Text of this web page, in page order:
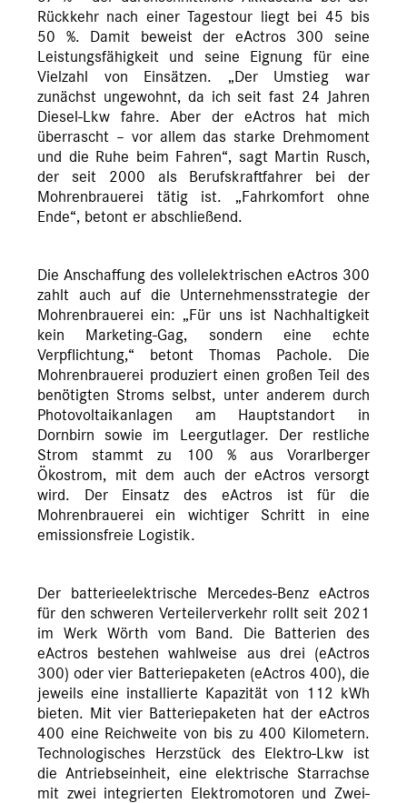
Rückkehr nach einer Tagestour liegt bei 45 bis
50 %. Damit beweist der eActros 300 seine
Leistungsfähigkeit und seine Eignung für eine
Vielzahl von Einsätzen. „Der Umstieg war
zunächst ungewohnt, da ich seit fast 24 Jahren
Diesel-Lkw fahre. Aber der eActros hat mich
überrascht – vor allem das starke Drehmoment
und die Ruhe beim Fahren“, sagt Martin Rusch,
der seit 2000 als Berufskraftfahrer bei der
Mohrenbrauerei tätig ist. „Fahrkomfort ohne
Ende“, betont er abschließend.
Die Anschaffung des vollelektrischen eActros 300
zahlt auch auf die Unternehmensstrategie der
Mohrenbrauerei ein: „Für uns ist Nachhaltigkeit
kein Marketing-Gag, sondern eine echte
Verpflichtung,“ betont Thomas Pachole. Die
Mohrenbrauerei produziert einen großen Teil des
benötigten Stroms selbst, unter anderem durch
Photovoltaikanlagen am Hauptstandort in
Dornbirn sowie im Leergutlager. Der restliche
Strom stammt zu 100 % aus Vorarlberger
Ökostrom, mit dem auch der eActros versorgt
wird. Der Einsatz des eActros ist für die
Mohrenbrauerei ein wichtiger Schritt in eine
emissionsfreie Logistik.
Der batterieelektrische Mercedes-Benz eActros
für den schweren Verteilerverkehr rollt seit 2021
im Werk Wörth vom Band. Die Batterien des
eActros bestehen wahlweise aus drei (eActros
300) oder vier Batteriepaketen (eActros 400), die
jeweils eine installierte Kapazität von 112 kWh
bieten. Mit vier Batteriepaketen hat der eActros
400 eine Reichweite von bis zu 400 Kilometern.
Technologisches Herzstück des Elektro-Lkw ist
die Antriebseinheit, eine elektrische Starrachse
mit zwei integrierten Elektromotoren und Zwei-